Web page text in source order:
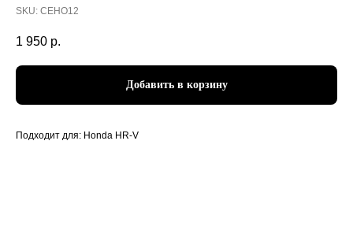
SKU: CEHO12
1 950 р.
Добавить в корзину
Подходит для: Honda HR-V